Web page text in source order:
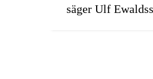
säger Ulf